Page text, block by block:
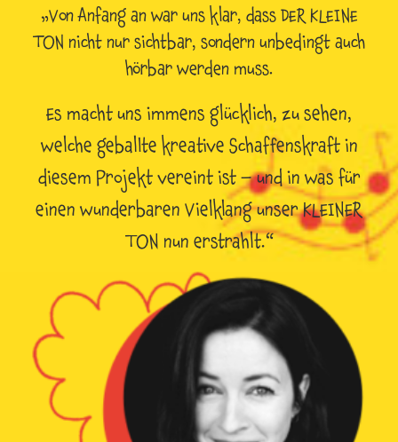
„Von Anfang an war uns klar, dass DER KLEINE
TON nicht nur sichtbar, sondern unbedingt auch
hörbar werden muss.
Es macht uns immens glücklich, zu sehen,
welche geballte kreative Schaffenskraft in
diesem Projekt vereint ist – und in was für
einen wunderbaren Vielklang unser KLEINER
TON nun erstrahlt.“